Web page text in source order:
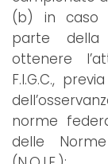
(b) in caso
parte
ottenere
F.I.G.C.,
norme
delle